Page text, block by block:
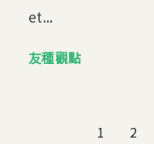
et...
友種觀點
1 2